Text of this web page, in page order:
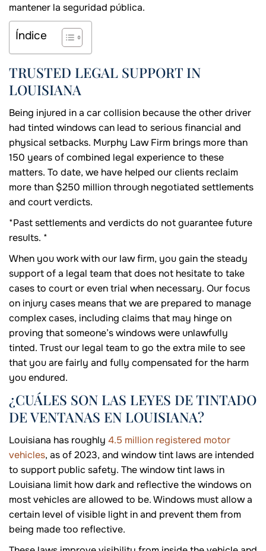
mantener la seguridad pública.
Índice
TRUSTED LEGAL SUPPORT IN
LOUISIANA
Being injured in a car collision because the other driver
had tinted windows can lead to serious financial and
physical setbacks. Murphy Law Firm brings more than
150 years of combined legal experience to these
matters. To date, we have helped our clients reclaim
more than $250 million through negotiated settlements
and court verdicts.
*Past settlements and verdicts do not guarantee future
results. *
When you work with our law firm, you gain the steady
support of a legal team that does not hesitate to take
cases to court or even trial when necessary. Our focus
on injury cases means that we are prepared to manage
complex cases, including claims that may hinge on
proving that someone’s windows were unlawfully
tinted. Trust our legal team to go the extra mile to see
that you are fairly and fully compensated for the harm
you endured.
¿CUÁLES SON LAS LEYES DE TINTADO
DE VENTANAS EN LOUISIANA?
Louisiana has roughly 4.5 million registered motor
vehicles, as of 2023, and window tint laws are intended
to support public safety. The window tint laws in
Louisiana limit how dark and reflective the windows on
most vehicles are allowed to be. Windows must allow a
certain level of visible light in and prevent them from
being made too reflective.